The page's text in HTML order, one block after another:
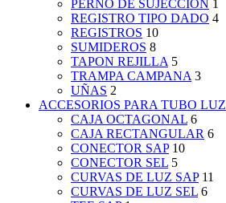
PERNO DE SUJECCION 1
REGISTRO TIPO DADO 4
REGISTROS 10
SUMIDEROS 8
TAPON REJILLA 5
TRAMPA CAMPANA 3
UÑAS 2
ACCESORIOS PARA TUBO LUZ
CAJA OCTAGONAL 6
CAJA RECTANGULAR 6
CONECTOR SAP 10
CONECTOR SEL 5
CURVAS DE LUZ SAP 11
CURVAS DE LUZ SEL 6